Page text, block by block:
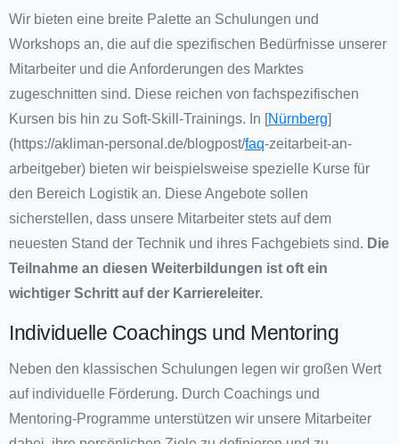
Wir bieten eine breite Palette an Schulungen und
Workshops an, die auf die spezifischen Bedürfnisse unserer
Mitarbeiter und die Anforderungen des Marktes
zugeschnitten sind. Diese reichen von fachspezifischen
Kursen bis hin zu Soft-Skill-Trainings. In [Nürnberg]
(https://akliman-personal.de/blogpost/faq-zeitarbeit-an-
arbeitgeber) bieten wir beispielsweise spezielle Kurse für
den Bereich Logistik an. Diese Angebote sollen
sicherstellen, dass unsere Mitarbeiter stets auf dem
neuesten Stand der Technik und ihres Fachgebiets sind. Die
Teilnahme an diesen Weiterbildungen ist oft ein
wichtiger Schritt auf der Karriereleiter.
Individuelle Coachings und Mentoring
Neben den klassischen Schulungen legen wir großen Wert
auf individuelle Förderung. Durch Coachings und
Mentoring-Programme unterstützen wir unsere Mitarbeiter